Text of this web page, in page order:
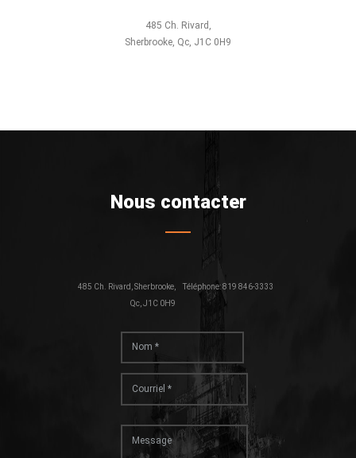
485 Ch. Rivard,
Sherbrooke, Qc, J1C 0H9
Nous contacter
Téléphone: 819 846-3333
485 Ch. Rivard, Sherbrooke,
Qc, J1C 0H9